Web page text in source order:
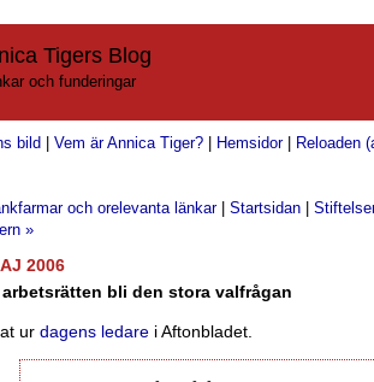
Tigers Blog
och funderingar
bild Vem är Annica Tiger? Hemsidor| Reloaden
och orelevanta länkar| Startsidan
»
2006
arbetsrätten bli den stora valfrågan
ur dagens ledare i Aftonbladet.